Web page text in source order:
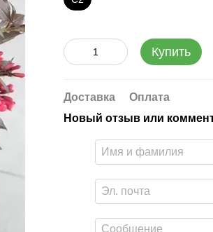
Купить
Доставка
Оплата
Новый отзыв или